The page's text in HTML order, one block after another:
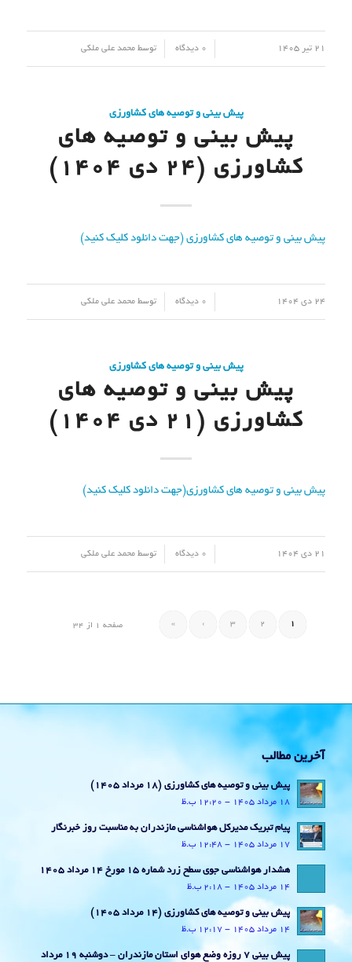
21 تیر 1405 0 دیدگاه توسط محمد علی ملکی
پیش بینی و توصیه های کشاورزی
پیش بینی و توصیه های
کشاورزی (24 دی ۱۴۰۴)
پیش بینی و توصیه های کشاورزی (جهت دانلود کلیک کنید)
24 دی 1404 0 دیدگاه توسطمحمد علی ملکی
پیش بینی و توصیه های کشاورزی
پیش بینی و توصیه های
کشاورزی (21 دی ۱۴۰۴)
پیش بینی و توصیه های کشاورزی(جهت دانلود کلیک کنید)
21 دی 1404 0 دیدگاه توسطمحمد علی ملکی
صفحه 1 از 34 1
2
3
›
»
آخرین مطالب
پیش بینی و توصیه های کشاورزی (18 مرداد ۱۴۰۵)
18 مرداد 1405 - 12:20 ب.ظ
پیام تبریک مدیرکل هواشناسی مازندران به مناسبت روز خبرنگار
17 مرداد 1405 - 12:48 ب.ظ
هشدار هواشناسی جوی سطح زرد شماره 15 مورخ 14 مرداد 1405
14 مرداد 1405 - 2:18 ب.ظ
پیش بینی و توصیه های کشاورزی (14 مرداد ۱۴۰۵)
14 مرداد 1405 - 12:17 ب.ظ
پیش بینی 7 روزه وضع هوای استان مازندران – دوشنبه 19 مرداد